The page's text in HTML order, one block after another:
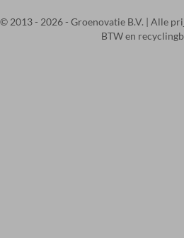
dat de financiële afronding
binnen enkele werkdagen
© 2013 - 2026 - Groenovatie B.V. | Alle
BTW en